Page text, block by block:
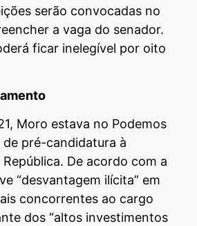
serão convocadas no
a vaga do senador.
ficar inelegível por oito
Moro estava no Podemos
de pré-candidatura à
De acordo com a
“desvantagem ilícita” em
concorrentes ao cargo
dos “altos investimentos